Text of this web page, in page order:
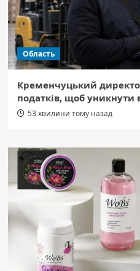
Область
Кременчуцький
податків, щоб уникнути
53 хвилини тому назад